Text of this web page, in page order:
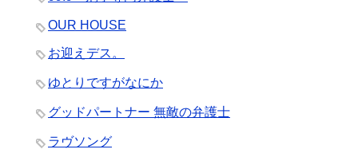
OUR HOUSE
お迎えデス。
ゆとりですがなにか
グッドパートナー 無敵の弁護士
ラヴソング